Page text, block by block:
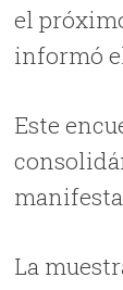
el
informó
Este
La